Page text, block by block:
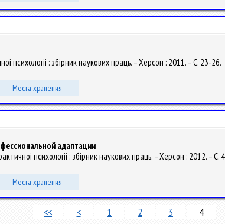
психологіі : збірник наукових праць. – Херсон : 2011. – С. 23-26.
Места хранения
адаптации
психологіі : збірник наукових праць. – Херсон : 2012. – С.
Места хранения
<< < 1 2 3 4